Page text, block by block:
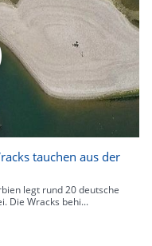
tauchen aus der
legt rund 20 deutsche
Die Wracks behi...